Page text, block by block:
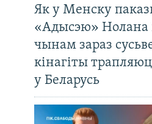
Як у Менску
«Адысэю» Нолана
чынам зараз
кінагіты
у Беларусь